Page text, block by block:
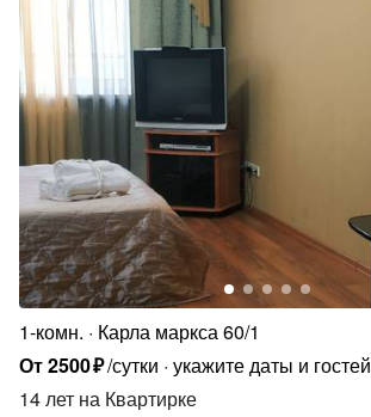
1-комн.
Карла маркса 60/1
От2500₽/сутки укажите даты и гостей
14 лет на Квартирке